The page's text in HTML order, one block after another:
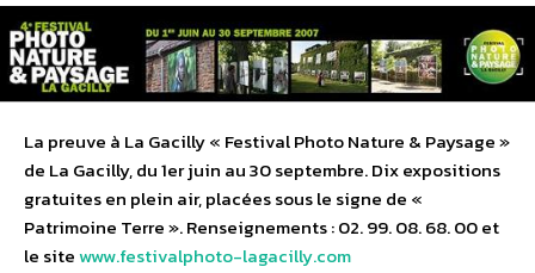
La preuve à La Gacilly « Festival Photo Nature & Paysage »
de La Gacilly, du 1er juin au 30 septembre. Dix expositions
gratuites en plein air, placées sous le signe de «
Patrimoine Terre ». Renseignements : 02. 99. 08. 68. 00 et
le sitewww.festivalphoto-lagacilly.com